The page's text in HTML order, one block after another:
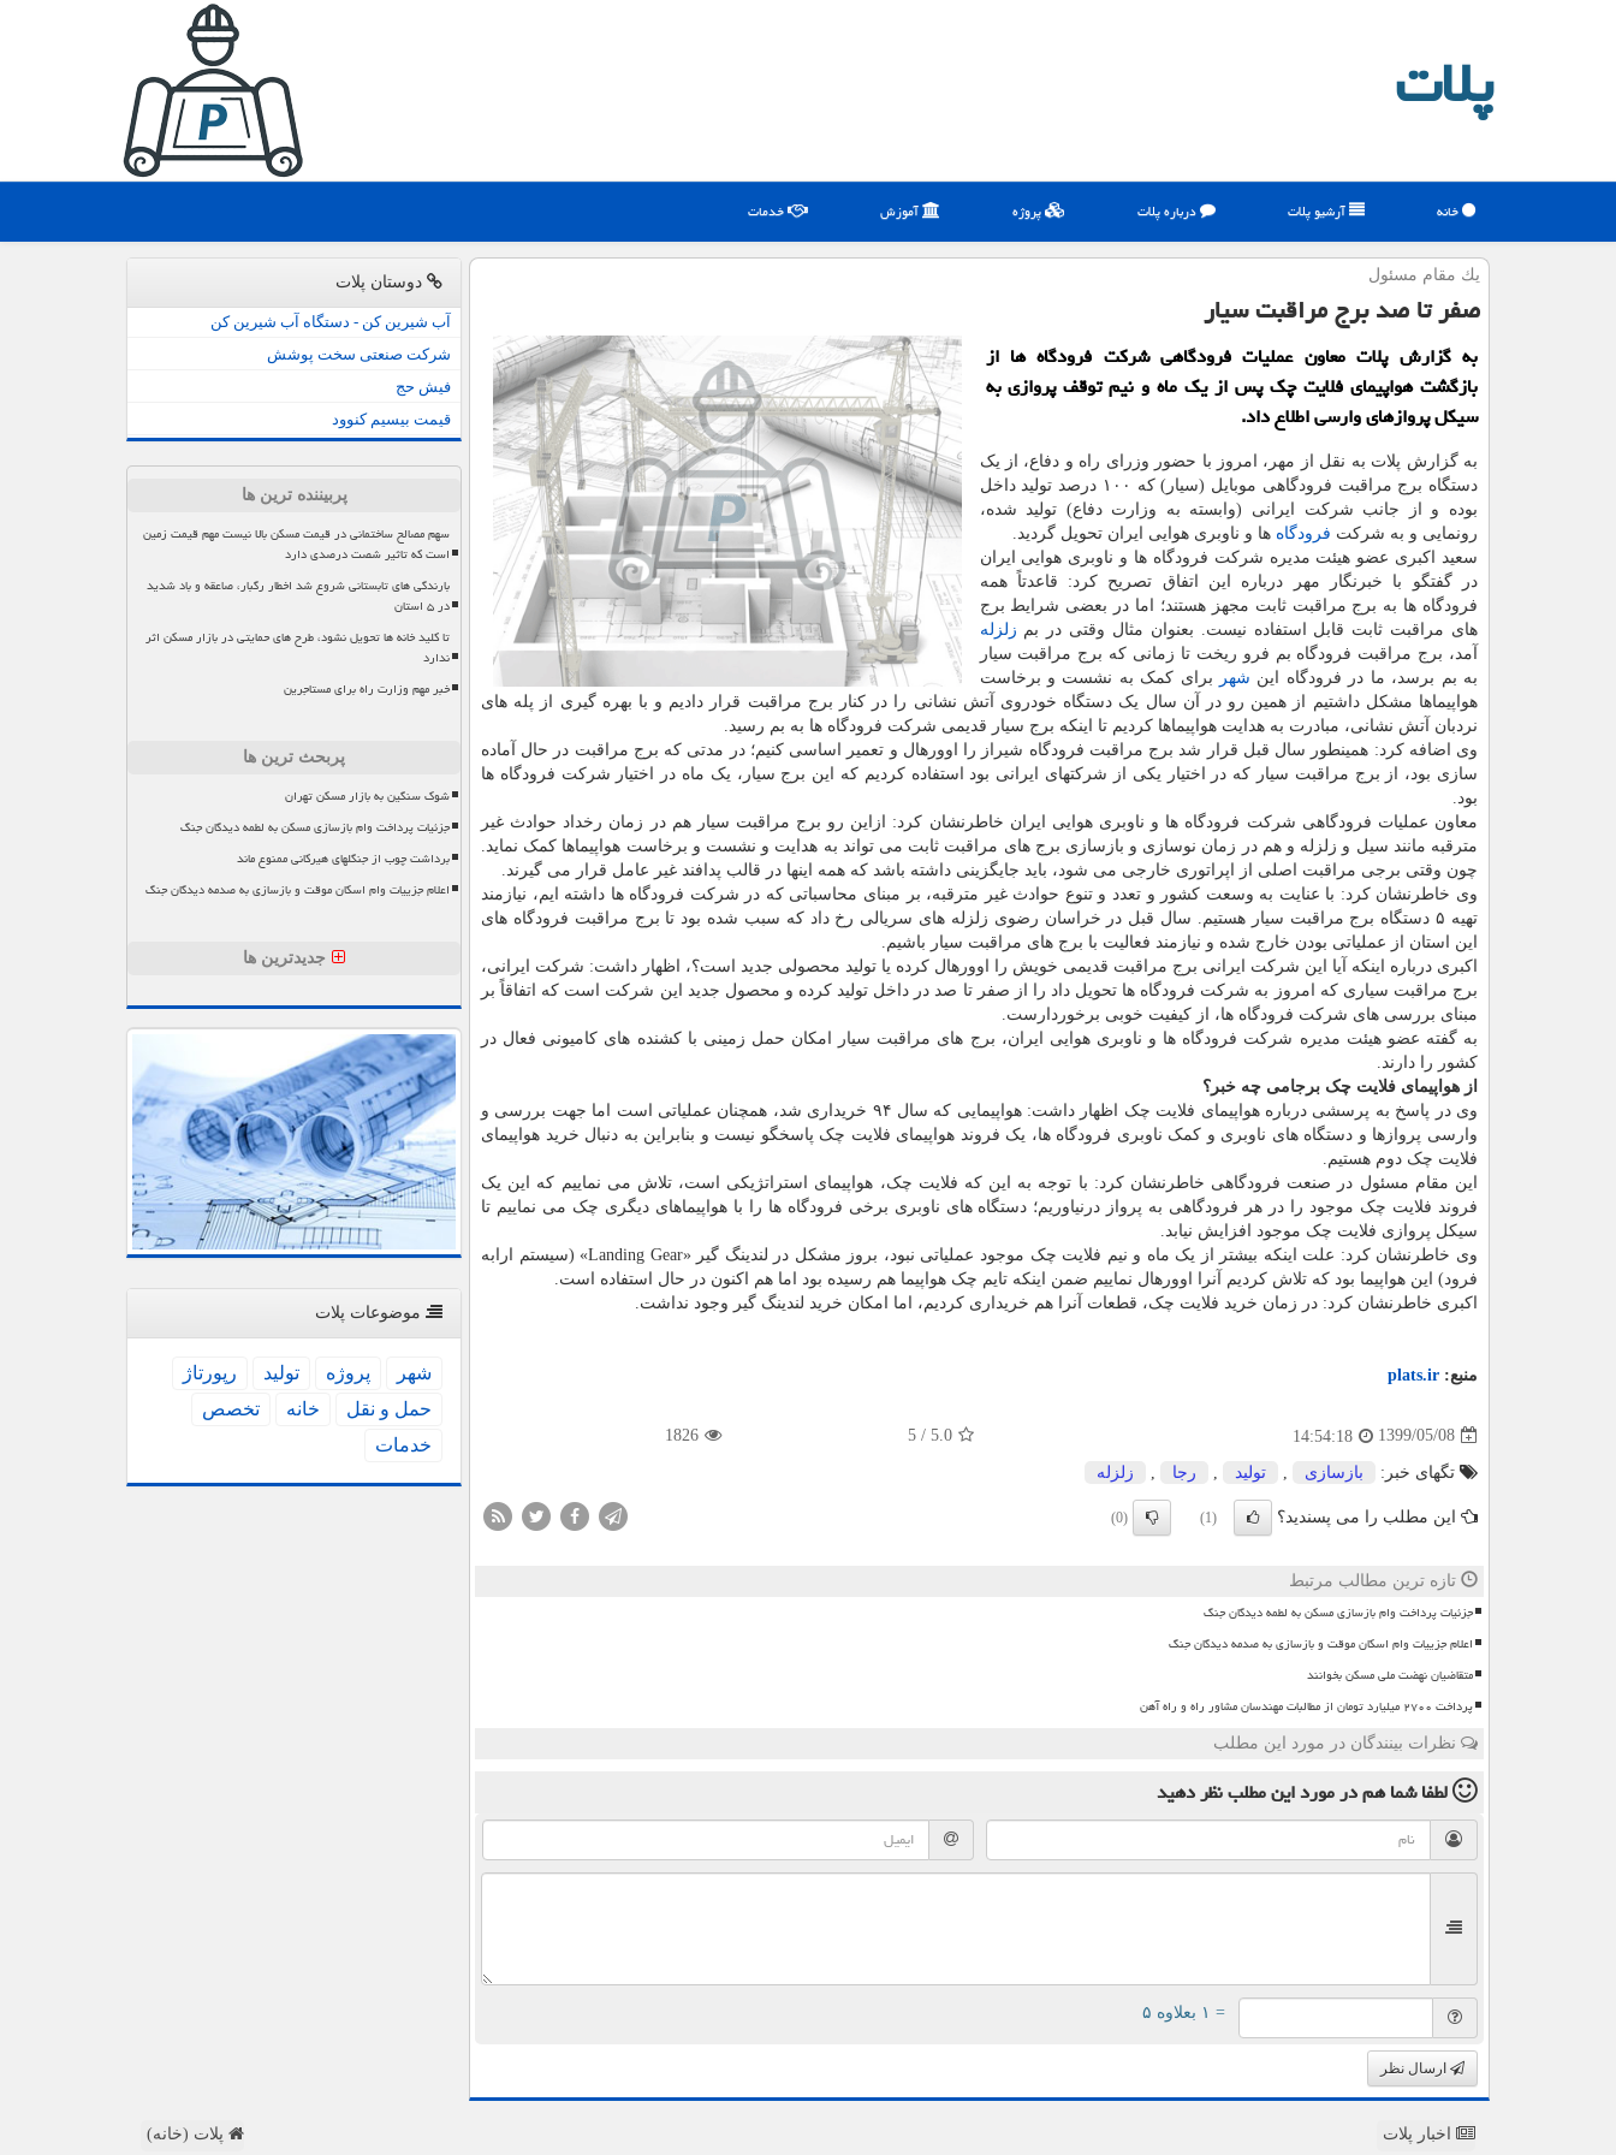
پلات
خانه آرشیو پلات درباره پلات پروژه آموزش خدمات
یك مقام مسئول
صفر تا صد برج مراقبت سیار
به گزارش پلات معاون عملیات فرودگاهی شركت فرودگاه ها از
بازگشت هواپیمای فلایت چك پس از یك ماه و نیم توقف پروازی به
سیكل پروازهای وارسی اطلاع داد.
به گزارش پلات به نقل از مهر، امروز با حضور وزرای راه و دفاع، از یک
دستگاه برج مراقبت فرودگاهی موبایل (سیار) که ۱۰۰ درصد تولید داخل
بوده و از جانب شرکت ایرانی (وابسته به وزارت دفاع) تولید شده،
رونمایی و به شرکت فرودگاه ها و ناوبری هوایی ایران تحویل گردید.
سعید اکبری عضو هیئت مدیره شرکت فرودگاه ها و ناوبری هوایی ایران
در گفتگو با خبرنگار مهر درباره این اتفاق تصریح کرد: قاعدتاً همه
فرودگاه ها به برج مراقبت ثابت مجهز هستند؛ اما در بعضی شرایط برج
های مراقبت ثابت قابل استفاده نیست. بعنوان مثال وقتی در بم زلزله
آمد، برج مراقبت فرودگاه بم فرو ریخت تا زمانی که برج مراقبت سیار
به بم برسد، ما در فرودگاه این شهر
برای کمک به نشست و برخاست
هواپیماها مشکل داشتیم از همین رو در آن سال یک دستگاه خودروی آتش نشانی را در کنار برج مراقبت قرار دادیم و با بهره گیری از پله های
نردبان آتش نشانی، مبادرت به هدایت هواپیماها کردیم تا اینکه برج سیار قدیمی شرکت فرودگاه ها به بم رسید.
وی اضافه کرد: همینطور سال قبل قرار شد برج مراقبت فرودگاه شیراز را اوورهال و تعمیر اساسی کنیم؛ در مدتی که برج مراقبت در حال آماده
سازی بود، از برج مراقبت سیار که در اختیار یکی از شرکتهای ایرانی بود استفاده کردیم که این برج سیار، یک ماه در اختیار شرکت فرودگاه ها
بود.
معاون عملیات فرودگاهی شرکت فرودگاه ها و ناوبری هوایی ایران خاطرنشان کرد: ازاین رو برج مراقبت سیار هم در زمان رخداد حوادث غیر
مترقبه مانند سیل و زلزله و هم در زمان نوسازی و بازسازی برج های مراقبت ثابت می تواند به هدایت و نشست و برخاست هواپیماها کمک نماید.
چون وقتی برجی مراقبت اصلی از اپراتوری خارجی می شود، باید جایگزینی داشته باشد که همه اینها در قالب پدافند غیر عامل قرار می گیرند.
وی خاطرنشان کرد: با عنایت به وسعت کشور و تعدد و تنوع حوادث غیر مترقبه، بر مبنای محاسباتی که در شرکت فرودگاه ها داشته ایم، نیازمند
تهیه ۵ دستگاه برج مراقبت سیار هستیم. سال قبل در خراسان رضوی زلزله های سریالی رخ داد که سبب شده بود تا برج مراقبت فرودگاه های
این استان از عملیاتی بودن خارج شده و نیازمند فعالیت با برج های مراقبت سیار باشیم.
اکبری درباره اینکه آیا این شرکت ایرانی برج مراقبت قدیمی خویش را اوورهال کرده یا تولید محصولی جدید است؟، اظهار داشت: شرکت ایرانی،
برج مراقبت سیاری که امروز به شرکت فرودگاه ها تحویل داد را از صفر تا صد در داخل تولید کرده و محصول جدید این شرکت است که اتفاقاً بر
مبنای بررسی های شرکت فرودگاه ها، از کیفیت خوبی برخوردارست.
به گفته عضو هیئت مدیره شرکت فرودگاه ها و ناوبری هوایی ایران، برج های مراقبت سیار امکان حمل زمینی با کشنده های کامیونی فعال در
کشور را دارند.
از هواپیمای فلایت چک برجامی چه خبر؟
وی در پاسخ به پرسشی درباره هواپیمای فلایت چک اظهار داشت: هواپیمایی که سال ۹۴ خریداری شد، همچنان عملیاتی است اما جهت بررسی و
وارسی پروازها و دستگاه های ناوبری و کمک ناوبری فرودگاه ها، یک فروند هواپیمای فلایت چک پاسخگو نیست و بنابراین به دنبال خرید هواپیمای
فلایت چک دوم هستیم.
این مقام مسئول در صنعت فرودگاهی خاطرنشان کرد: با توجه به این که فلایت چک، هواپیمای استراتژیکی است، تلاش می نماییم که این یک
فروند فلایت چک موجود را در هر فرودگاهی به پرواز درنیاوریم؛ دستگاه های ناوبری برخی فرودگاه ها را با هواپیماهای دیگری چک می نماییم تا
سیکل پروازی فلایت چک موجود افزایش نیابد.
وی خاطرنشان کرد: علت اینکه بیشتر از یک ماه و نیم فلایت چک موجود عملیاتی نبود، بروز مشکل در لندینگ گیر «Landing Gear» (سیستم ارابه
فرود) این هواپیما بود که تلاش کردیم آنرا اوورهال نماییم ضمن اینکه تایم چک هواپیما هم رسیده بود اما هم اکنون در حال استفاده است.
اکبری خاطرنشان کرد: در زمان خرید فلایت چک، قطعات آنرا هم خریداری کردیم، اما امکان خرید لندینگ گیر وجود نداشت.
منبع: plats.ir
1399/05/08
14:54:18
5.0
/
5
1826
تگهای خبر: بازسازی تولید رجا زلزله
این مطلب را می پسندید؟ (1)
(0)
تازه ترین مطالب مرتبط
جزئیات پرداخت وام بازسازی مسکن به لطمه دیدگان جنگ
اعلام جزییات وام اسکان موقت و بازسازی به صدمه دیدگان جنگ
متقاضیان نهضت ملی مسکن بخوانند
پرداخت ۲۷۰۰ میلیارد تومان از مطالبات مهندسان مشاور راه و راه آهن
نظرات بینندگان در مورد این مطلب
لطفا شما همدر مورد این مطلبنظر دهید
= ۱ بعلاوه ۵
ارسال نظر
دوستان پلات
آب شیرین کن - دستگاه آب شیرین کن
شرکت صنعتی سخت پوشش
فیش حج
قیمت بیسیم کنوود
پربیننده ترین ها
سهم مصالح ساختمانی در قیمت مسکن بالا نیست مهم قیمت زمین
است که تاثیر شصت درصدی دارد
بارندگی های تابستانی شروع شد اخطار رگبار، صاعقه و باد شدید
در ۵ استان
تا کلید خانه ها تحویل نشود، طرح های حمایتی در بازار مسکن اثر
ندارد
خبر مهم وزارت راه برای مستاجرین
پربحث ترین ها
شوک سنگین به بازار مسکن تهران
جزئیات پرداخت وام بازسازی مسکن به لطمه دیدگان جنگ
برداشت چوب از جنگلهای هیرکانی ممنوع ماند
اعلام جزییات وام اسکان موقت و بازسازی به صدمه دیدگان جنگ
جدیدترین ها
موضوعات پلات
شهر پروژه تولید
رپورتاژ
حمل و نقل
خانه
تخصص
خدمات
اخبار پلات پلات (خانه)